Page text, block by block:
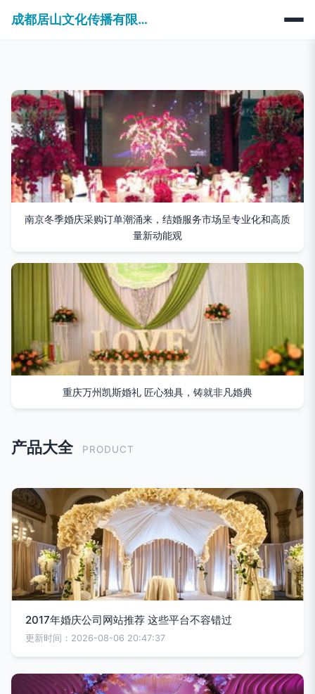
成都居山文化传播有限公司
南京冬季婚庆采购订单潮涌来，结婚服务市场呈专业化和高质
量新动能观
重庆万州凯斯婚礼 匠心独具，铸就非凡婚典
产品大全 PRODUCT
2017年婚庆公司网站推荐 这些平台不容错过
更新时间：2026-08-06 20:47:37